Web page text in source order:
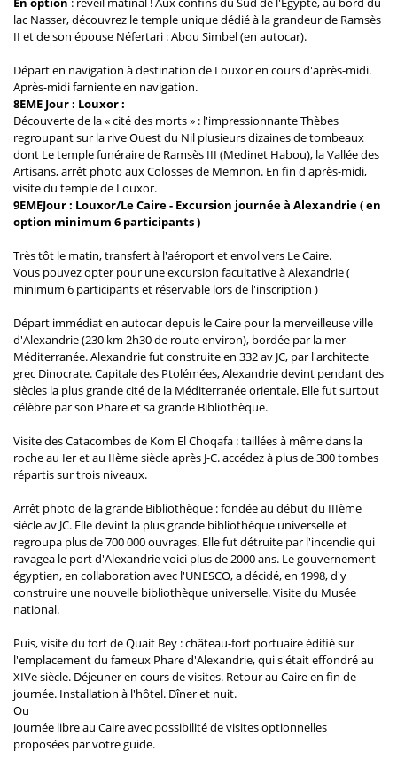
lac Nasser, découvrez le temple unique dédié à la grandeur de Ramsès
II et de son épouse Néfertari : Abou Simbel (en autocar).
Départ en navigation à destination de Louxor en cours d'après-midi.
Après-midi farniente en navigation.
8EME Jour : Louxor :
Découverte de la « cité des morts » : l'impressionnante Thèbes
regroupant sur la rive Ouest du Nil plusieurs dizaines de tombeaux
dont Le temple funéraire de Ramsès III (Medinet Habou), la Vallée des
Artisans, arrêt photo aux Colosses de Memnon. En fin d'après-midi,
visite du temple de Louxor.
9EMEJour : Louxor/Le Caire - Excursion journée à Alexandrie ( en
option minimum 6 participants )
Très tôt le matin, transfert à l'aéroport et envol vers Le Caire.
Vous pouvez opter pour une excursion facultative à Alexandrie (
minimum 6 participants et réservable lors de l'inscription )
Départ immédiat en autocar depuis le Caire pour la merveilleuse ville
d'Alexandrie (230 km 2h30 de route environ), bordée par la mer
Méditerranée. Alexandrie fut construite en 332 av JC, par l'architecte
grec Dinocrate. Capitale des Ptolémées, Alexandrie devint pendant des
siècles la plus grande cité de la Méditerranée orientale. Elle fut surtout
célèbre par son Phare et sa grande Bibliothèque.
Visite des Catacombes de Kom El Choqafa : taillées à même dans la
roche au Ier et au IIème siècle après J-C. accédez à plus de 300 tombes
répartis sur trois niveaux.
Arrêt photo de la grande Bibliothèque : fondée au début du IIIème
siècle av JC. Elle devint la plus grande bibliothèque universelle et
regroupa plus de 700 000 ouvrages. Elle fut détruite par l'incendie qui
ravagea le port d'Alexandrie voici plus de 2000 ans. Le gouvernement
égyptien, en collaboration avec l'UNESCO, a décidé, en 1998, d'y
construire une nouvelle bibliothèque universelle. Visite du Musée
national.
Puis, visite du fort de Quait Bey : château-fort portuaire édifié sur
l'emplacement du fameux Phare d'Alexandrie, qui s'était effondré au
XIVe siècle. Déjeuner en cours de visites. Retour au Caire en fin de
journée. Installation à l'hôtel. Dîner et nuit.
Ou
Journée libre au Caire avec possibilité de visites optionnelles
proposées par votre guide.